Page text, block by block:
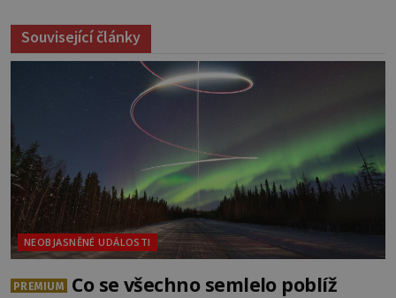
Související články
NEOBJASNĚNÉ UDÁLOSTI
PREMIUM
Co se všechno semlelo poblíž